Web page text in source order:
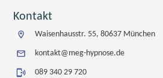
Kontakt
Waisenhausstr. 55, 80637 München
kontakt@meg-hypnose.de
089 340 29 720